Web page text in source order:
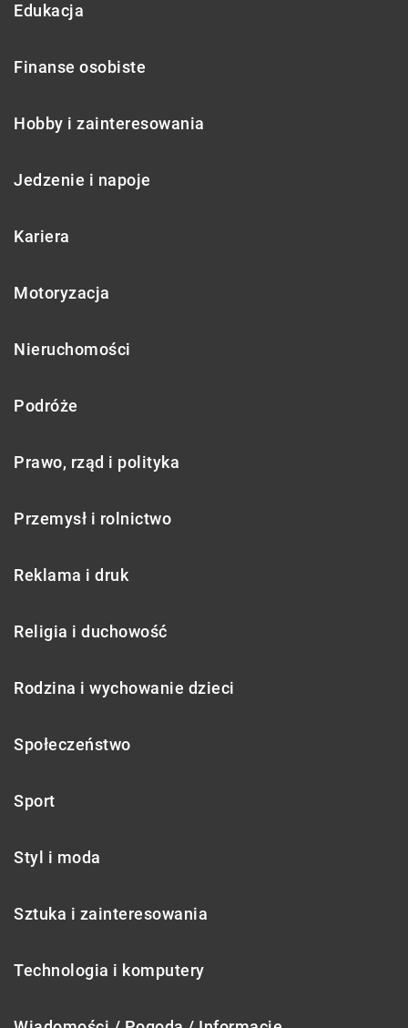
Edukacja
Finanse osobiste
Hobby i zainteresowania
Jedzenie i napoje
Kariera
Motoryzacja
Nieruchomości
Podróże
Prawo, rząd i polityka
Przemysł i rolnictwo
Reklama i druk
Religia i duchowość
Rodzina i wychowanie dzieci
Społeczeństwo
Sport
Styl i moda
Sztuka i zainteresowania
Technologia i komputery